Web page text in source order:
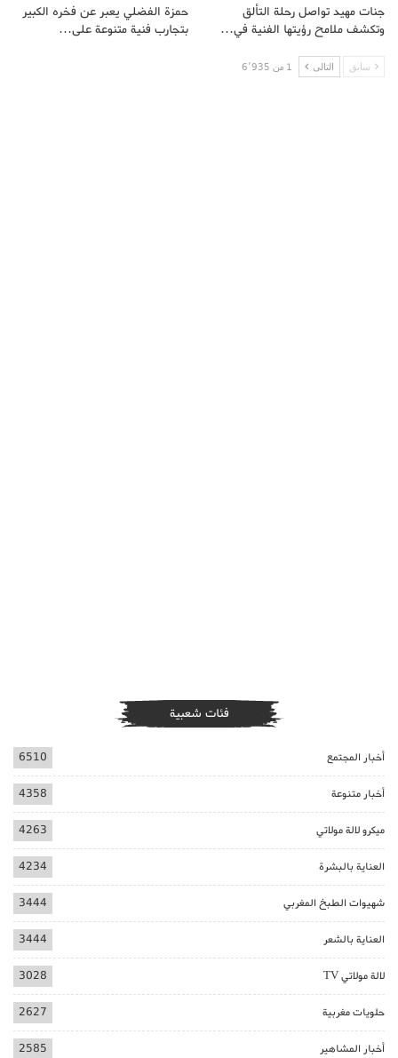
جنات مهيد تواصل رحلة التألق
وتكشف ملامح رؤيتها الفنية في…
حمزة الفضلي يعبر عن فخره الكبير
بتجارب فنية متنوعة على…
سابق التالى 1 من 6٬935
فئات شعبية
أخبار المجتمع 6510
أخبار متنوعة 4358
ميكرو لالة مولاتي 4263
العناية بالبشرة 4234
شهيوات الطبخ المغربي 3444
العناية بالشعر 3444
لالة مولاتي TV 3028
حلويات مغربية 2627
أخبار المشاهير 2585